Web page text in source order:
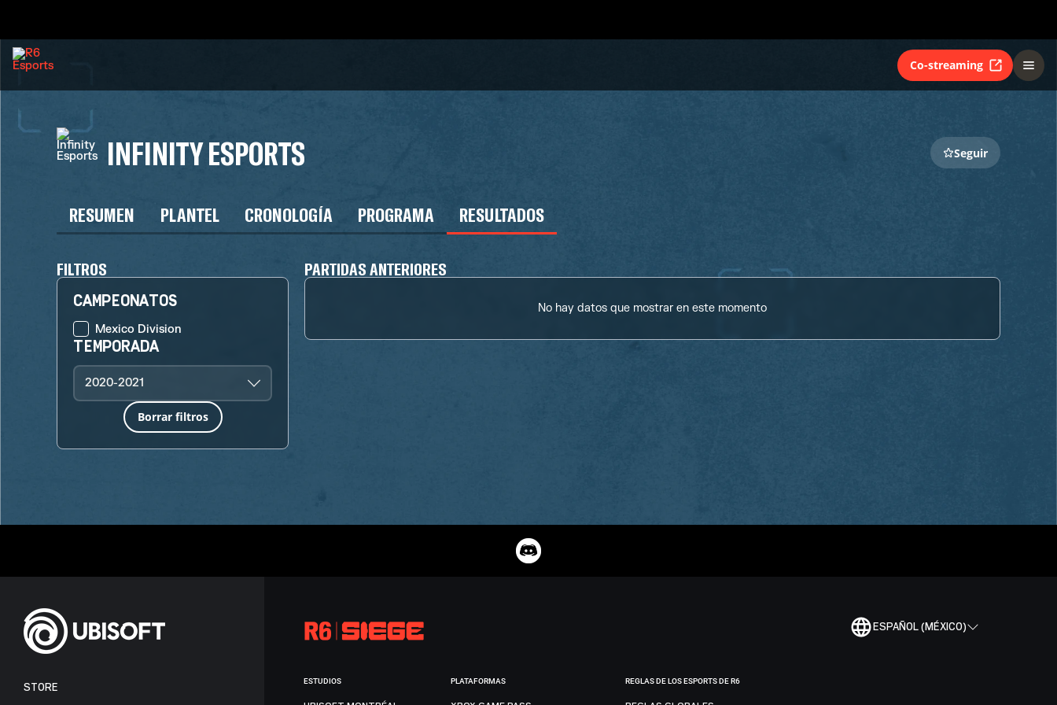
Co-streaming
INFINITY ESPORTS Seguir
RESUMEN PLANTEL CRONOLOGÍA PROGRAMA RESULTADOS
FILTROS
CAMPEONATOS
Mexico Division
TEMPORADA
2020-2021
Borrar filtros
PARTIDAS ANTERIORES
No hay datos que mostrar en este momento
ESPAÑOL (MÉXICO)
STORE
ESTUDIOS PLATAFORMAS REGLAS DE LOS ESPORTS DE R6